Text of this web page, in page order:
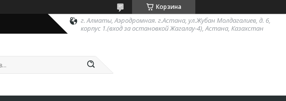
Корзина
г. Алматы, Аэродромная. г.Астана, ул.Жубан Молдагалиев, д. 6,
корпус 1.(вход за остановкой Жагалау-4), Астана, Казахстан